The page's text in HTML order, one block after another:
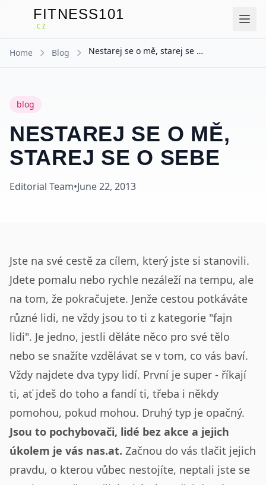
FITNESS101
.CZ
Home Blog Nestarej se o mě, starej se o sebe
blog
NESTAREJ SE O MĚ,
STAREJ SE O SEBE
Editorial Team•June 22, 2013
Jste na své cestě za cílem, který jste si stanovili.
Jdete pomalu nebo rychle nezáleží na tempu, ale
na tom, že pokračujete. Jenže cestou potkáváte
různé lidi, ne vždy jsou to ti z kategorie "fajn
lidi". Je jedno, jestli děláte něco pro své tělo
nebo se snažíte vzdělávat se v tom, co vás baví.
Vždy najdete dva typy lidí. První je super - říkají
ti, ať jdeš do toho a fandí ti, třeba i někdy
pomohou, pokud mohou. Druhý typ je opačný.
Jsou to pochybovači, lidé bez akce a jejich
úkolem je vás nas.at. Začnou do vás tlačit jejich
pravdu, o kterou vůbec nestojíte, neptali jste se